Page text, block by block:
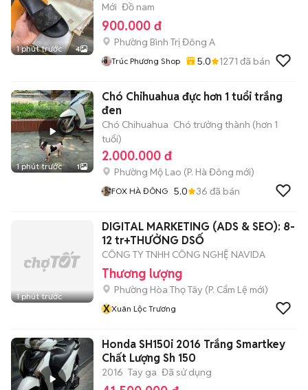
1 phút trước 4
Mới Đồ nam
900.000 đ
Phường Bình Trị Đông A
Trúc Phương Shop 5.0 1271 đã bán
1 phút trước 1
Chó Chihuahua đực hơn 1 tuổi trắng
đen
Chó Chihuahua Chó trưởng thành (hơn 1
tuổi)
2.000.000 đ
Phường Mộ Lao (P. Hà Đông mới)
FOX HÀ ĐÔNG 5.0 36 đã bán
1 phút trước
DIGITAL MARKETING (ADS & SEO): 8-
12 tr+THƯỞNG DSỐ
CÔNG TY TNHH CÔNG NGHỆ NAVIDA
Thương lượng
Phường Hòa Thọ Tây (P. Cẩm Lệ mới)
XXuân Lộc Trương
Honda SH150i 2016 Trắng Smartkey
Chất Lượng Sh 150
2016 Tay ga Đã sử dụng